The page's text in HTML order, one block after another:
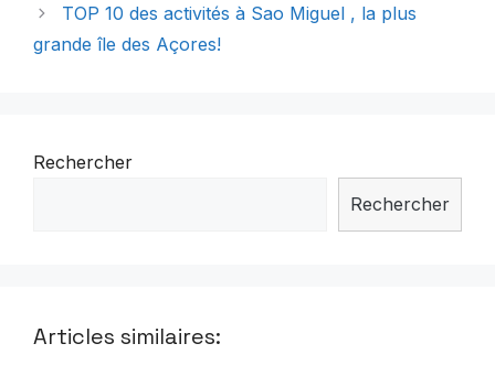
TOP 10 des activités à Sao Miguel , la plus
grande île des Açores!
Rechercher
Rechercher
Articles similaires: